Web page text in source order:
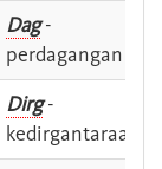
Dag-
perdagangan
Dirg-
kedirgantaraan